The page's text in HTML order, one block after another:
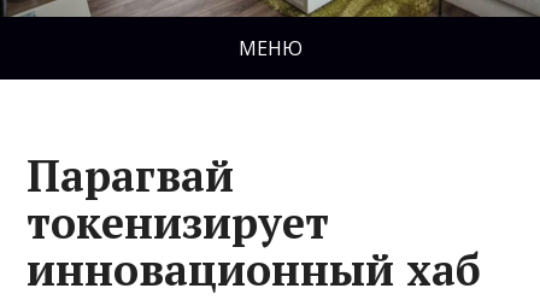
МЕНЮ
Парагвай
токенизирует
инновационный хаб